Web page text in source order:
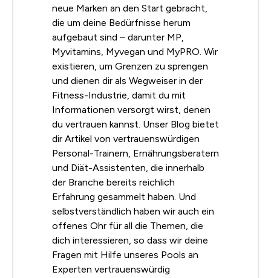
neue Marken an den Start gebracht,
die um deine Bedürfnisse herum
aufgebaut sind – darunter MP,
Myvitamins, Myvegan und MyPRO. Wir
existieren, um Grenzen zu sprengen
und dienen dir als Wegweiser in der
Fitness-Industrie, damit du mit
Informationen versorgt wirst, denen
du vertrauen kannst. Unser Blog bietet
dir Artikel von vertrauenswürdigen
Personal-Trainern, Ernährungsberatern
und Diät-Assistenten, die innerhalb
der Branche bereits reichlich
Erfahrung gesammelt haben. Und
selbstverständlich haben wir auch ein
offenes Ohr für all die Themen, die
dich interessieren, so dass wir deine
Fragen mit Hilfe unseres Pools an
Experten vertrauenswürdig